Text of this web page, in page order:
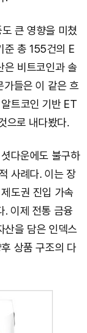
큰 영향을 미쳤
준 총 155건의 E
은 비트코인과 솔
들은 이 같은 흐
트코인 기반 ET
으로 내다봤다.
다운에도 불구하
사례다. 이는 장
도권 진입 가속
. 이제 전통 금융
산을 담은 인덱스
상품 구조의 다